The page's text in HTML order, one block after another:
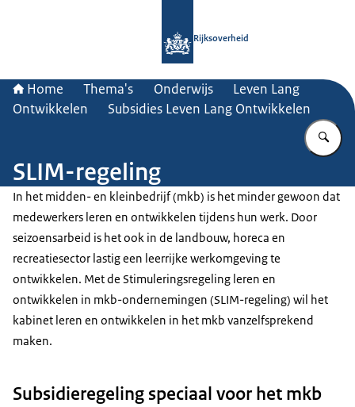
Rijksoverheid
Home Thema's Onderwijs
Leven Lang
Ontwikkelen
Subsidies Leven Lang Ontwikkelen
SLIM-regeling
In het midden- en kleinbedrijf (mkb) is het minder gewoon dat
medewerkers leren en ontwikkelen tijdens hun werk. Door
seizoensarbeid is het ook in de landbouw, horeca en
recreatiesector lastig een leerrijke werkomgeving te
ontwikkelen. Met de Stimuleringsregeling leren en
ontwikkelen in mkb-ondernemingen (SLIM-regeling) wil het
kabinet leren en ontwikkelen in het mkb vanzelfsprekend
maken.
Subsidieregeling speciaal voor het mkb